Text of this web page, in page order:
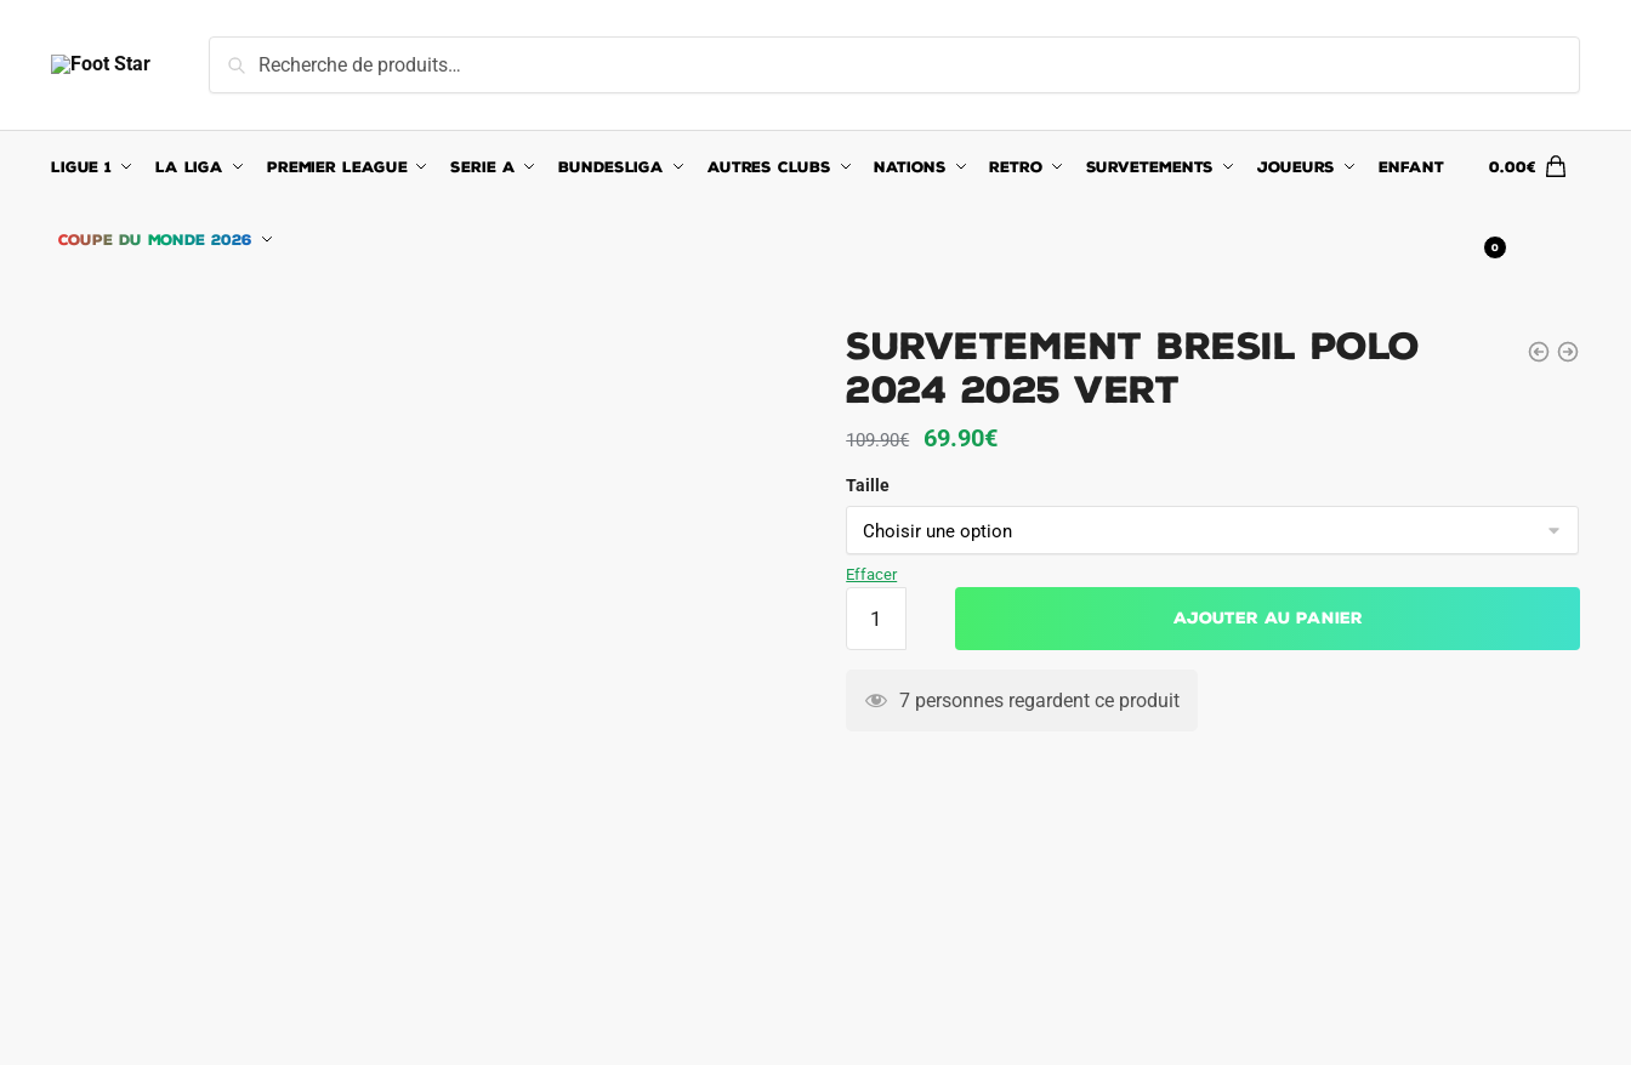
navigation
content
pour :
Recherche
LIGUE 1 LA LIGA PREMIER LEAGUE SERIE A BUNDESLIGA AUTRES CLUBS NATIONS RETRO SURVETEMENTS JOUEURS ENFANT
COUPE DU MONDE 2026
0.00€
0
Survetement Bresil Polo
2024 2025 Vert
109.90€
Le
initial
était :
69.90€Le
actuel
est :
Taille
Effacer
Bresil
Ajouter au panier
7 personnes regardent ce produit